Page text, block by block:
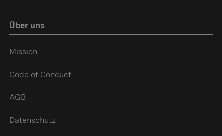
Über uns
Mission
Code of Conduct
AGB
Datenschutz